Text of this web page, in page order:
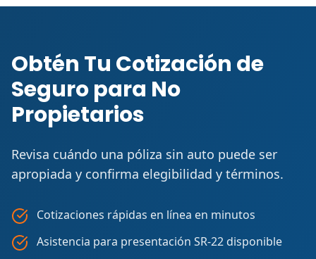
Obtén Tu Cotización de
Seguro para No
Propietarios
Revisa cuándo una póliza sin auto puede ser
apropiada y confirma elegibilidad y términos.
Cotizaciones rápidas en línea en minutos
Asistencia para presentación SR-22 disponible